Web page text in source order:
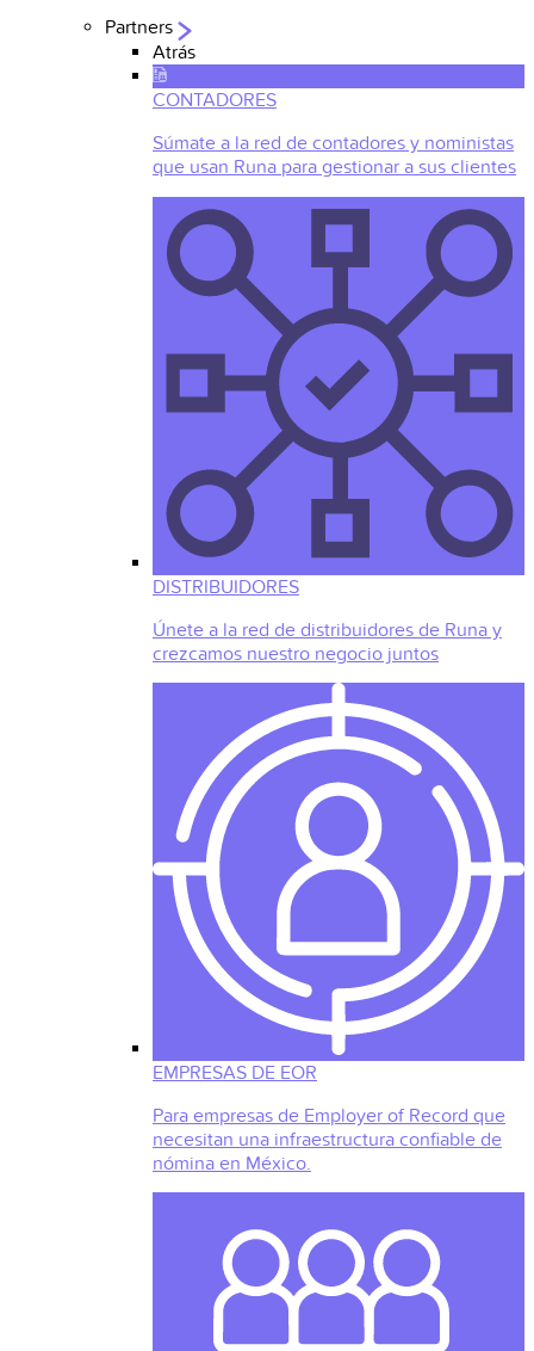
Partners
Atrás
CONTADORES
Súmate a la red de contadores y noministas
que usan Runa para gestionar a sus clientes
DISTRIBUIDORES
Únete a la red de distribuidores de Runa y
crezcamos nuestro negocio juntos
EMPRESAS DE EOR
Para empresas de Employer of Record que
necesitan una infraestructura confiable de
nómina en México.